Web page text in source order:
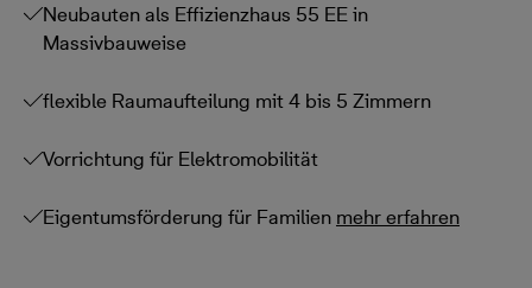
Neubauten als Effizienzhaus 55 EE in
Massivbauweise
flexible Raumaufteilung mit 4 bis 5 Zimmern
Vorrichtung für Elektromobilität
Eigentumsförderung für Familien mehr erfahren